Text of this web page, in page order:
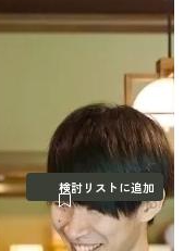
検討リストに追加